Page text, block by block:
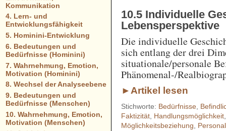
10.5 Individuelle
Lebensperspektive
Die individuelle
sich entlang der drei
situationale/personale
Phänomenal-/
►Artikel lesen
Stichworte: Bedürfnisse
Faktizität Handlungsmöglichkeit
Möglichkeitsbeziehung
Kommunikation
4. Lern- und
Entwicklungsfähigkeit
5. Hominini-Entwicklung
6. Bedeutungen und
Bedürfnisse (Hominini)
7. Wahrnehmung, Emotion,
Motivation (Hominini)
8. Wechsel der Analyseebene
9. Bedeutungen und
Bedürfnisse (Menschen)
10. Wahrnehmung, Emotion,
Motivation (Menschen)